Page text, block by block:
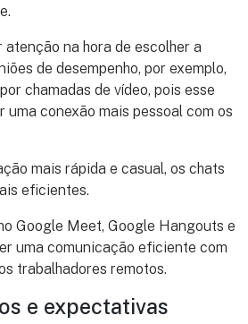
na hora de escolher a
de desempenho, por exemplo,
chamadas de vídeo, pois esse
uma conexão mais pessoal com os
mais rápida e casual, os chats
eficientes.
Google Meet, Google Hangouts e
uma comunicação eficiente com
trabalhadores remotos.
e expectativas